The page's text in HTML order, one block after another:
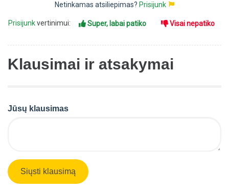
Netinkamas atsiliepimas? Prisijunk
Prisijunkvertinimui: Super, labai patiko Visai nepatiko
Klausimai ir atsakymai
Jūsų klausimas